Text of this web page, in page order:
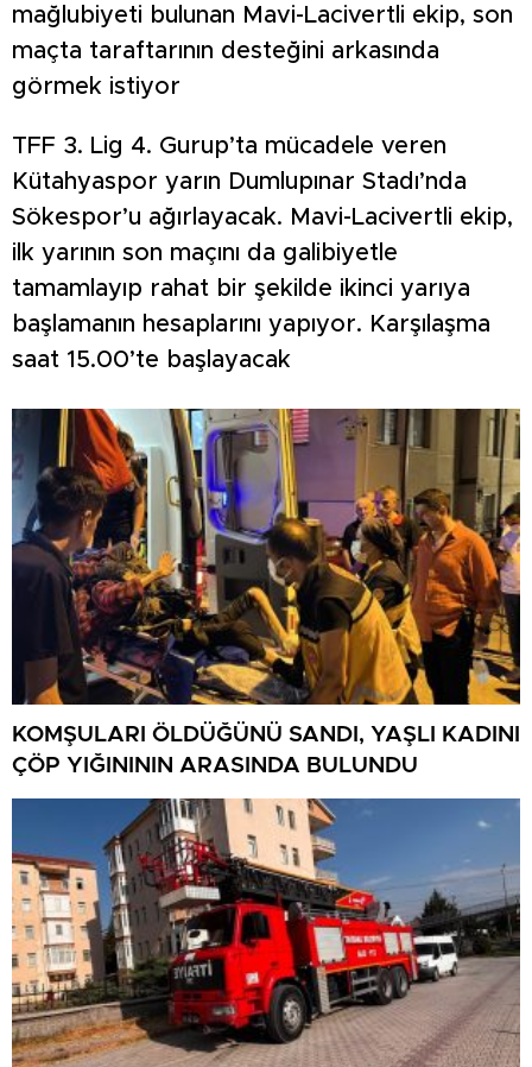
mağlubiyeti bulunan Mavi-Lacivertli ekip, son
maçta taraftarının desteğini arkasında
görmek istiyor
TFF 3. Lig 4. Gurup’ta mücadele veren
Kütahyaspor yarın Dumlupınar Stadı’nda
Sökespor’u ağırlayacak. Mavi-Lacivertli ekip,
ilk yarının son maçını da galibiyetle
tamamlayıp rahat bir şekilde ikinci yarıya
başlamanın hesaplarını yapıyor. Karşılaşma
saat 15.00’te başlayacak
KOMŞULARI ÖLDÜĞÜNÜ SANDI, YAŞLI KADINI
ÇÖP YIĞINININ ARASINDA BULUNDU